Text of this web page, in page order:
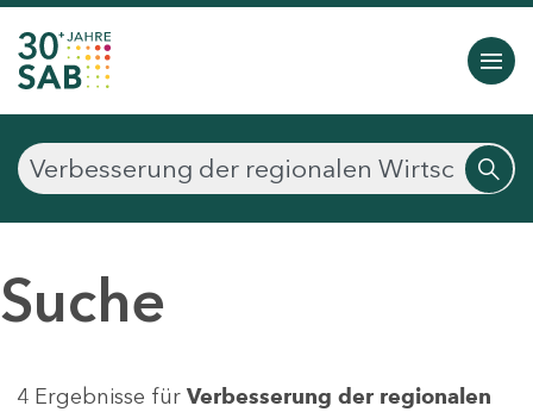
Suche
4 Ergebnisse für Verbesserung der regionalen